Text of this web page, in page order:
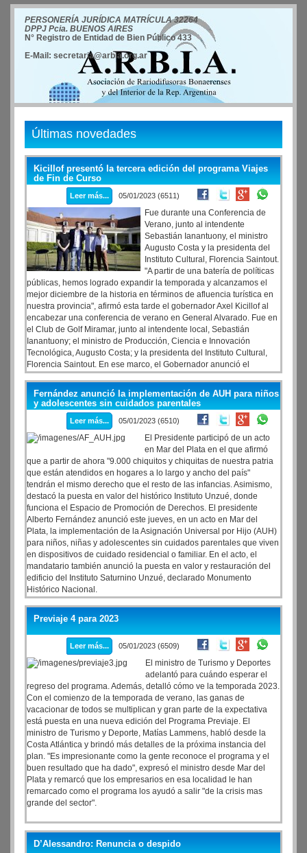
PERSONERÍA JURÍDICA MATRÍCULA 32264
DPPJ Pcia. BUENOS AIRES
N° Registro de Entidad de Bien Público 433
E-Mail: secretaria@arbia.org.ar
Últimas novedades
Kicillof presentó la tercera edición del programa Viajes
de Fin de Curso
Leer más... 05/01/2023 (6511)
Fue durante una Conferencia de
Verano, junto al intendente
Sebastián Ianantuony, el ministro
Augusto Costa y la presidenta del
Instituto Cultural, Florencia Saintout.
"A partir de una batería de políticas
públicas, hemos logrado expandir la temporada y alcanzamos el
mejor diciembre de la historia en términos de afluencia turística en
nuestra provincia", afirmó esta tarde el gobernador Axel Kicillof al
encabezar una conferencia de verano en General Alvarado. Fue en
el Club de Golf Miramar, junto al intendente local, Sebastián
Ianantuony; el ministro de Producción, Ciencia e Innovación
Tecnológica, Augusto Costa; y la presidenta del Instituto Cultural,
Florencia Saintout. En ese marco, el Gobernador anunció el
lanzamiento de la tercera edición del programa Viajes de Fin de
Curso: “Vamos a seguir ampliando esta iniciativa que les asegura a
muchos chicos y chicas el derecho a disfrutar de sus viajes de
egresados y, al mismo tiempo, apuntala la actividad de hoteles,
restaurantes y comercios de los destinos turísticos”
Fernández anunció la implementación de AUH para niños
y adolescentes sin cuidados parentales
Leer más... 05/01/2023 (6510)
El Presidente participó de un acto
en Mar del Plata en el que afirmó
que a partir de ahora "9.000 chiquitos y chiquitas de nuestra patria
que están atendidos en hogares a lo largo y ancho del país"
tendrán el mismo derecho que el resto de las infancias. Asimismo,
destacó la puesta en valor del histórico Instituto Unzué, donde
funciona el Espacio de Promoción de Derechos. El presidente
Alberto Fernández anunció este jueves, en un acto en Mar del
Plata, la implementación de la Asignación Universal por Hijo (AUH)
para niños, niñas y adolescentes sin cuidados parentales que viven
en dispositivos de cuidado residencial o familiar. En el acto, el
mandatario también anunció la puesta en valor y restauración del
edificio del Instituto Saturnino Unzué, declarado Monumento
Histórico Nacional.
Previaje 4 para 2023
Leer más... 05/01/2023 (6509)
El ministro de Turismo y Deportes
adelantó para cuándo esperar el
regreso del programa. Además, detalló cómo ve la temporada 2023.
Con el comienzo de la temporada de verano, las ganas de
vacacionar de todos se multiplican y gran parte de la expectativa
está puesta en una nueva edición del Programa Previaje. El
ministro de Turismo y Deporte, Matías Lammens, habló desde la
Costa Atlántica y brindó más detalles de la próxima instancia del
plan. "Es impresionante como la gente reconoce el programa y el
buen resultado que ha dado", expresó el ministro desde Mar del
Plata y remarcó que los empresarios en esa localidad le han
remarcado como el programa los ayudó a salir "de la crisis mas
grande del sector".
D’Alessandro: Renuncia o despido